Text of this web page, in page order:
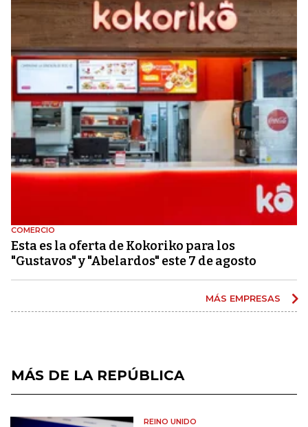
COMERCIO
Esta es la oferta de Kokoriko para los
"Gustavos" y "Abelardos" este 7 de agosto
MÁS EMPRESAS
MÁS DE LA REPÚBLICA
REINO UNIDO